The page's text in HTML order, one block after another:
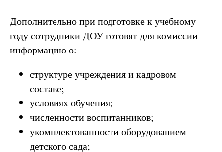
Дополнительно при подготовке к учебному
году сотрудники ДОУ готовят для комиссии
информацию о:
структуре учреждения и кадровом
составе;
условиях обучения;
численности воспитанников;
укомплектованности оборудованием
детского сада;